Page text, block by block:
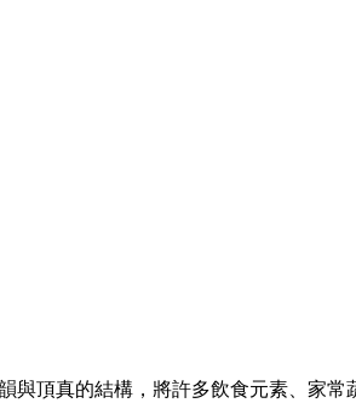
韻與頂真的結構，將許多飲食元素、